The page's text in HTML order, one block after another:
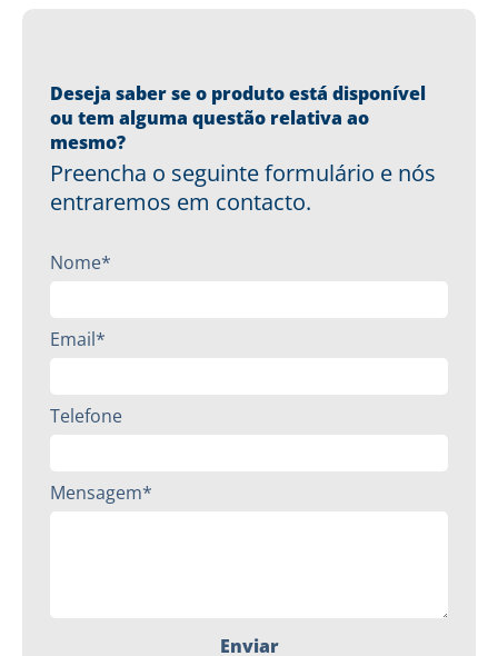
Deseja saber se o produto está disponível
ou tem alguma questão relativa ao
mesmo?
Preencha o seguinte formulário e nós
entraremos em contacto.
Nome*
Email*
Telefone
Mensagem*
Enviar